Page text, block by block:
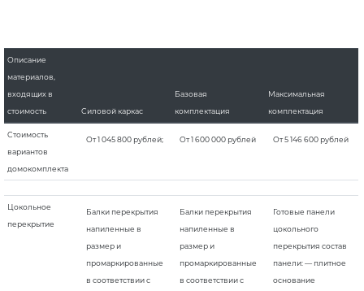
Описание
материалов,
входящих в
стоимость
Силовой каркас
Базовая
комплектация
Максимальная
комплектация
Стоимость
вариантов
домокомплекта
От 1 045 800 рублей; От 1 600 000 рублей От 5 146 600 рублей
Цокольное
перекрытие
Балки перекрытия
напиленные в
размер и
промаркированные
в соответствии с
Балки перекрытия
напиленные в
размер и
промаркированные
в соответствии с
Готовые панели
цокольного
перекрытия состав
панели: — плитное
основание